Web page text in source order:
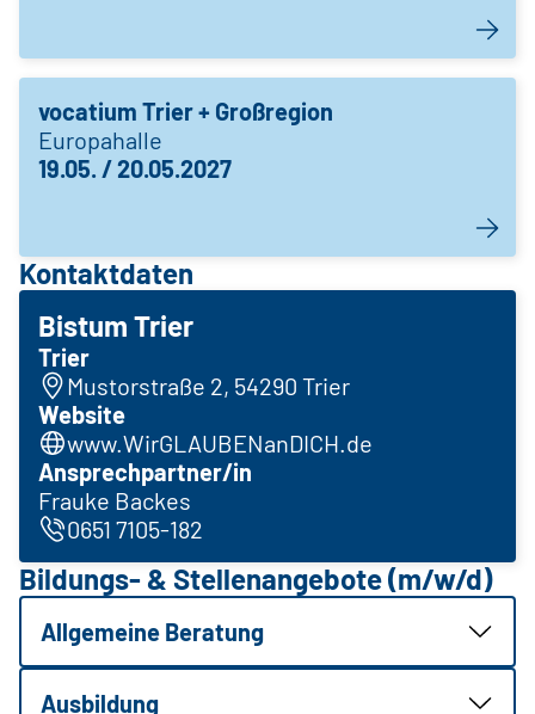
vocatium Trier + Großregion
Europahalle
19.05. / 20.05.2027
Kontaktdaten
Bistum Trier
Trier
Mustorstraße 2, 54290 Trier
Website
www.WirGLAUBENanDICH.de
Ansprechpartner/in
Frauke Backes
0651 7105-182
Bildungs- & Stellenangebote (m/w/d)
Allgemeine Beratung
Ausbildung